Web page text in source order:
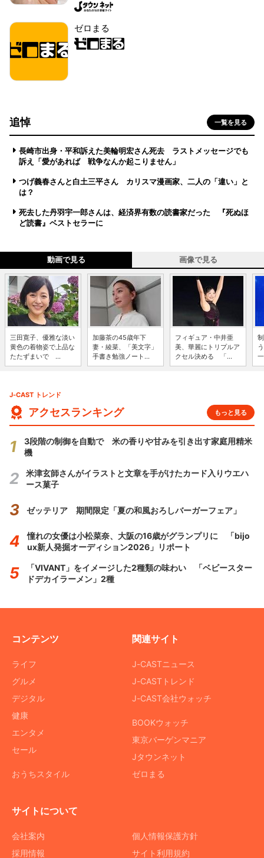
ゼロまる
追悼 一覧を見る
長崎市出身・平和訴えた美輪明宏さん死去 ラストメッセージでも
訴え「愛があれば 戦争なんか起こりません」
つげ義春さんと白土三平さん カリスマ漫画家、二人の「違い」と
は？
死去した丹羽宇一郎さんは、経済界有数の読書家だった 『死ぬほ
ど読書』ベストセラーに
動画で見る 画像で見る
三田寛子、優雅な淡い
黄色の着物姿で上品な
たたずまいで ...
加藤茶の45歳年下
妻・綾菜、「美文字」
手書き勉強ノート...
フィギュア・中井亜
美、華麗にトリプルア
クセル決める 「...
J-CAST トレンド
アクセスランキング もっと見る
3段階の制御を自動で 米の香りや甘みを引き出す家庭用精米
機
米津玄師さんがイラストと文章を手がけたカード入りウエハ
ース菓子
ゼッテリア 期間限定「夏の和風おろしバーガーフェア」
憧れの女優は小松菜奈、大阪の16歳がグランプリに 「bijo
ux新人発掘オーディション2026」リポート
「VIVANT」をイメージした2種類の味わい 「ベビースター
ドデカイラーメン」2種
コンテンツ
ライフ
グルメ
デジタル
健康
エンタメ
セール
おうちスタイル
関連サイト
J-CASTニュース
J-CASTトレンド
J-CAST会社ウォッチ
BOOKウォッチ
東京バーゲンマニア
Jタウンネット
ゼロまる
サイトについて
会社案内
採用情報
個人情報保護方針
サイト利用規約